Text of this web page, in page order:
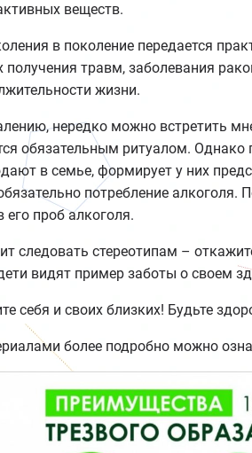
веществ.
в поколение передается
получения травм, заболевания
жизни.
нередко можно встретить
обязательным ритуалом. Однако
в семье, формирует у них
потребление
его проб алкоголя.
следовать стереотипам –
видят пример заботы о своем
себя и своих близких! Будьте
более подробно можно